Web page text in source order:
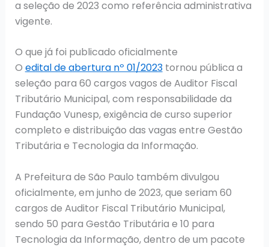
a seleção de 2023 como referência administrativa
vigente.
O que já foi publicado oficialmente
O edital de abertura nº 01/2023tornou pública a
seleção para 60 cargos vagos de Auditor Fiscal
Tributário Municipal, com responsabilidade da
Fundação Vunesp, exigência de curso superior
completo e distribuição das vagas entre Gestão
Tributária e Tecnologia da Informação.
A Prefeitura de São Paulo também divulgou
oficialmente, em junho de 2023, que seriam 60
cargos de Auditor Fiscal Tributário Municipal,
sendo 50 para Gestão Tributária e 10 para
Tecnologia da Informação, dentro de um pacote